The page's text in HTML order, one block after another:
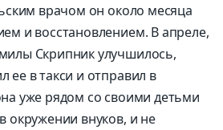
врачом он около месяца
и восстановлением. В апреле,
Скрипник улучшилось,
ее в такси и отправил в
уже рядом со своими детьми
окружении внуков, и не